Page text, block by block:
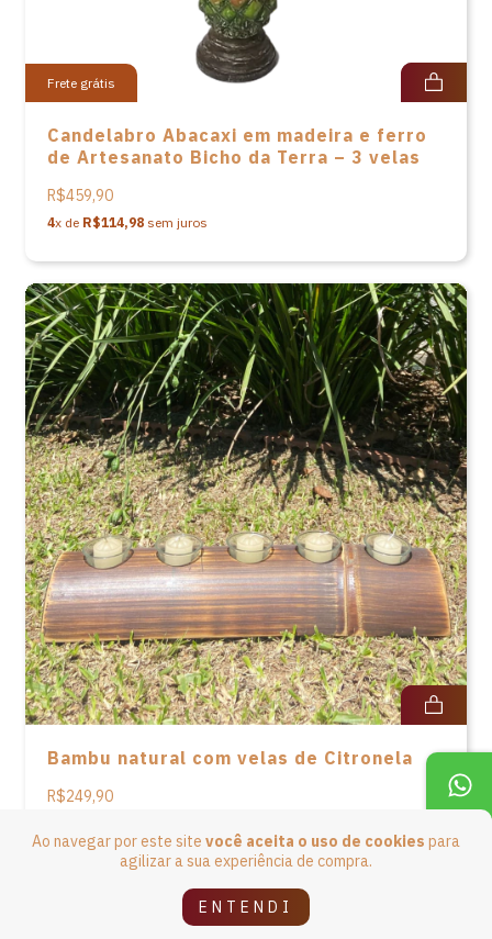
Ao navegar por este site você aceita o uso de cookies para
agilizar a sua experiência de compra.
ENTENDI
Frete grátis
Candelabro Abacaxi em madeira e ferro
de Artesanato Bicho da Terra – 3 velas
R$459,90
4x de R$114,98 sem juros
Bambu natural com velas de Citronela
R$249,90